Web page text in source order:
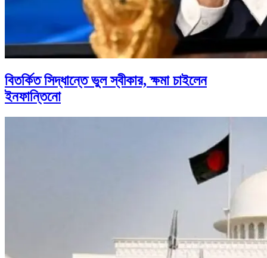
বিতর্কিত সিদ্ধান্তে ভুল স্বীকার, ক্ষমা চাইলেন
ইনফান্তিনো